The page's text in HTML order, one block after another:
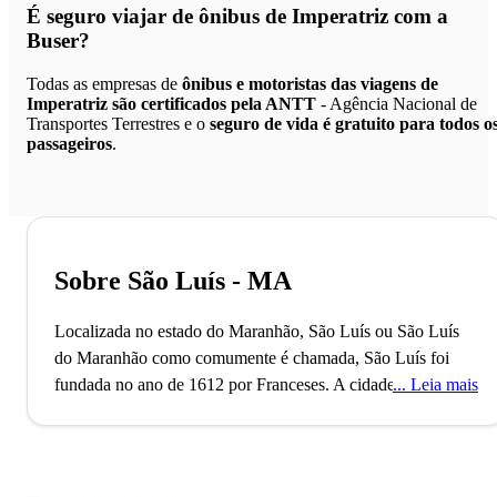
É seguro viajar de ônibus de Imperatriz com a
Buser?
Todas as empresas de ônibus e motoristas das viagens de
Imperatriz são certificados pela ANTT - Agência Nacional de
Transportes Terrestres e o seguro de vida é gratuito para todos
passageiros.
Sobre São Luís - MA
Localizada no estado do Maranhão, São Luís ou São Luís
do Maranhão como comumente é chamada, São Luís foi
fundada no ano de 1612 por Franceses. A cidade, que não
Leia mais